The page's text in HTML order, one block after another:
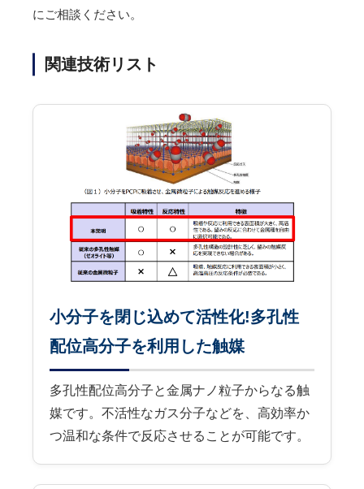
にご相談ください。
関連技術リスト
小分子を閉じ込めて活性化!多孔性
配位高分子を利用した触媒
多孔性配位高分子と金属ナノ粒子からなる触
媒です。不活性なガス分子などを、高効率か
つ温和な条件で反応させることが可能です。